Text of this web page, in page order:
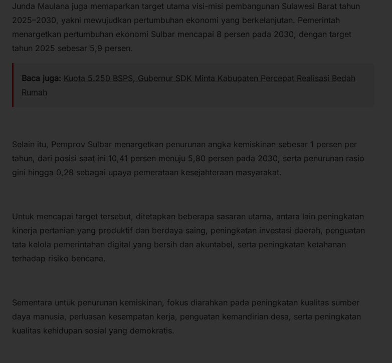
Junda Maulana juga memaparkan target utama visi-misi pembangunan Sulawesi Barat tahun
2025–2030, yakni mewujudkan pertumbuhan ekonomi yang berkelanjutan. Pemerintah
menargetkan pertumbuhan ekonomi Sulbar mencapai 8 persen pada 2030, dengan target
tahun 2025 sebesar 5,9 persen.
Baca juga: Kuota 5.250 BSPS, Gubernur SDK Minta Kabupaten Percepat Realisasi Bedah
Rumah
Selain itu, Pemprov Sulbar menargetkan penurunan angka kemiskinan sebesar 1 persen per
tahun, dari posisi saat ini 10,41 persen menuju 5,80 persen pada 2030, serta penurunan rasio
gini hingga 0,28 sebagai upaya pemerataan kesejahteraan masyarakat.
Untuk mencapai target tersebut, ditetapkan beberapa sasaran utama, antara lain peningkatan
kinerja pertanian yang produktif dan berdaya saing, peningkatan investasi daerah, penguatan
tata kelola pemerintahan digital yang bersih dan akuntabel, serta peningkatan ketahanan
terhadap risiko bencana.
Sementara untuk penurunan kemiskinan, fokus diarahkan pada peningkatan kualitas sumber
daya manusia, perluasan kesempatan kerja, penguatan kemandirian desa, serta peningkatan
kualitas kehidupan sosial yang demokratis.